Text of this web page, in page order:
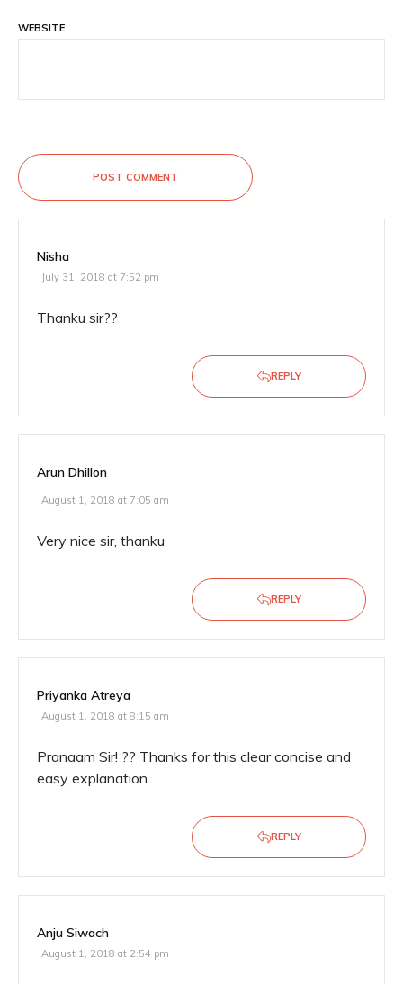
WEBSITE
POST COMMENT
Nisha
July 31, 2018 at 7:52 pm
Thanku sir??
REPLY
Arun Dhillon
August 1, 2018 at 7:05 am
Very nice sir, thanku
REPLY
Priyanka Atreya
August 1, 2018 at 8:15 am
Pranaam Sir! ?? Thanks for this clear concise and
easy explanation
REPLY
Anju Siwach
August 1, 2018 at 2:54 pm